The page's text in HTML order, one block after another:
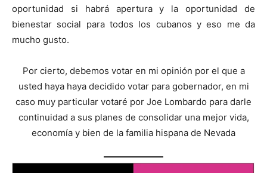
oportunidad si habrá apertura y la oportunidad de
bienestar social para todos los cubanos y eso me da
mucho gusto.
Por cierto, debemos votar en mi opinión por el que a
usted haya haya decidido votar para gobernador, en mi
caso muy particular votaré por Joe Lombardo para darle
continuidad a sus planes de consolidar una mejor vida,
economía y bien de la familia hispana de Nevada